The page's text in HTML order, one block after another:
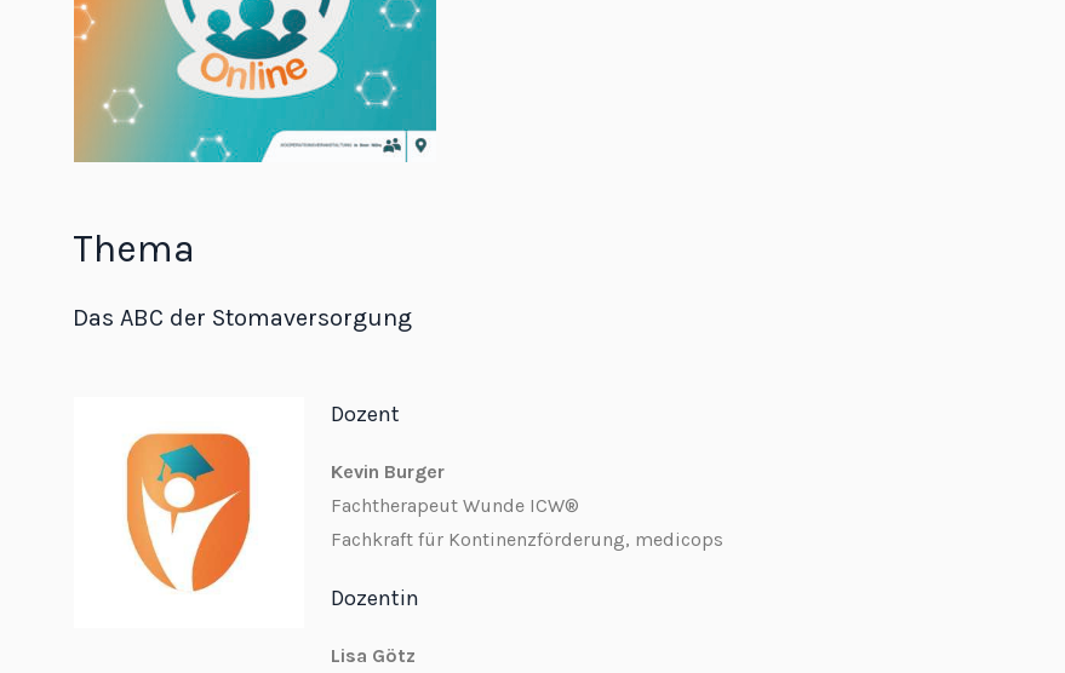
Thema
Das ABC der Stomaversorgung
Dozent
Kevin Burger
Fachtherapeut Wunde ICW®
Fachkraft für Kontinenzförderung, medicops
Dozentin
Lisa Götz